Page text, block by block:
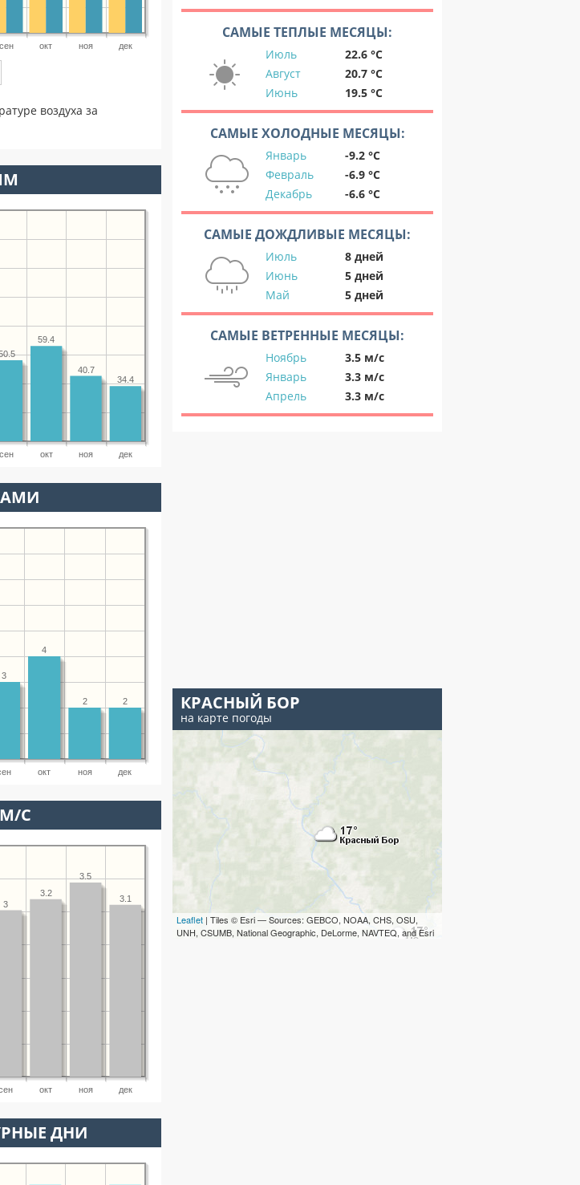
сен окт ноя дек
воздуха за
сен окт ноя дек
34.4
40.7
59.4
окт ноя дек
2
2
4
3
С
окт ноя дек
3.1
3.5
3.2
3
ДНИ
САМЫЕ ТЕПЛЫЕ МЕСЯЦЫ:
Июль
22.6 °C
Август
20.7 °C
Июнь
19.5 °C
САМЫЕ ХОЛОДНЫЕ МЕСЯЦЫ:
Январь
-9.2 °C
Февраль
-6.9 °C
Декабрь
-6.6 °C
САМЫЕ ДОЖДЛИВЫЕ МЕСЯЦЫ:
Июль
8 дней
Июнь
5 дней
Май
5 дней
САМЫЕ ВЕТРЕННЫЕ МЕСЯЦЫ:
Ноябрь
3.5 м/с
Январь
3.3 м/с
Апрель
3.3 м/с
КРАСНЫЙ БОР
на карте погоды
Leaflet | Tiles © Esri — Sources: GEBCO, NOAA, CHS, OSU,
UNH, CSUMB, National Geographic, DeLorme, NAVTEQ, and Esri